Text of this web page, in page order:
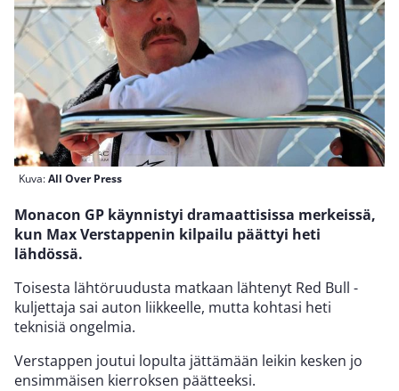
Kuva:All Over Press
Monacon GP käynnistyi dramaattisissa merkeissä,
kun Max Verstappenin kilpailu päättyi heti
lähdössä.
Toisesta lähtöruudusta matkaan lähtenyt Red Bull -
kuljettaja sai auton liikkeelle, mutta kohtasi heti
teknisiä ongelmia.
Verstappen joutui lopulta jättämään leikin kesken jo
ensimmäisen kierroksen päätteeksi.